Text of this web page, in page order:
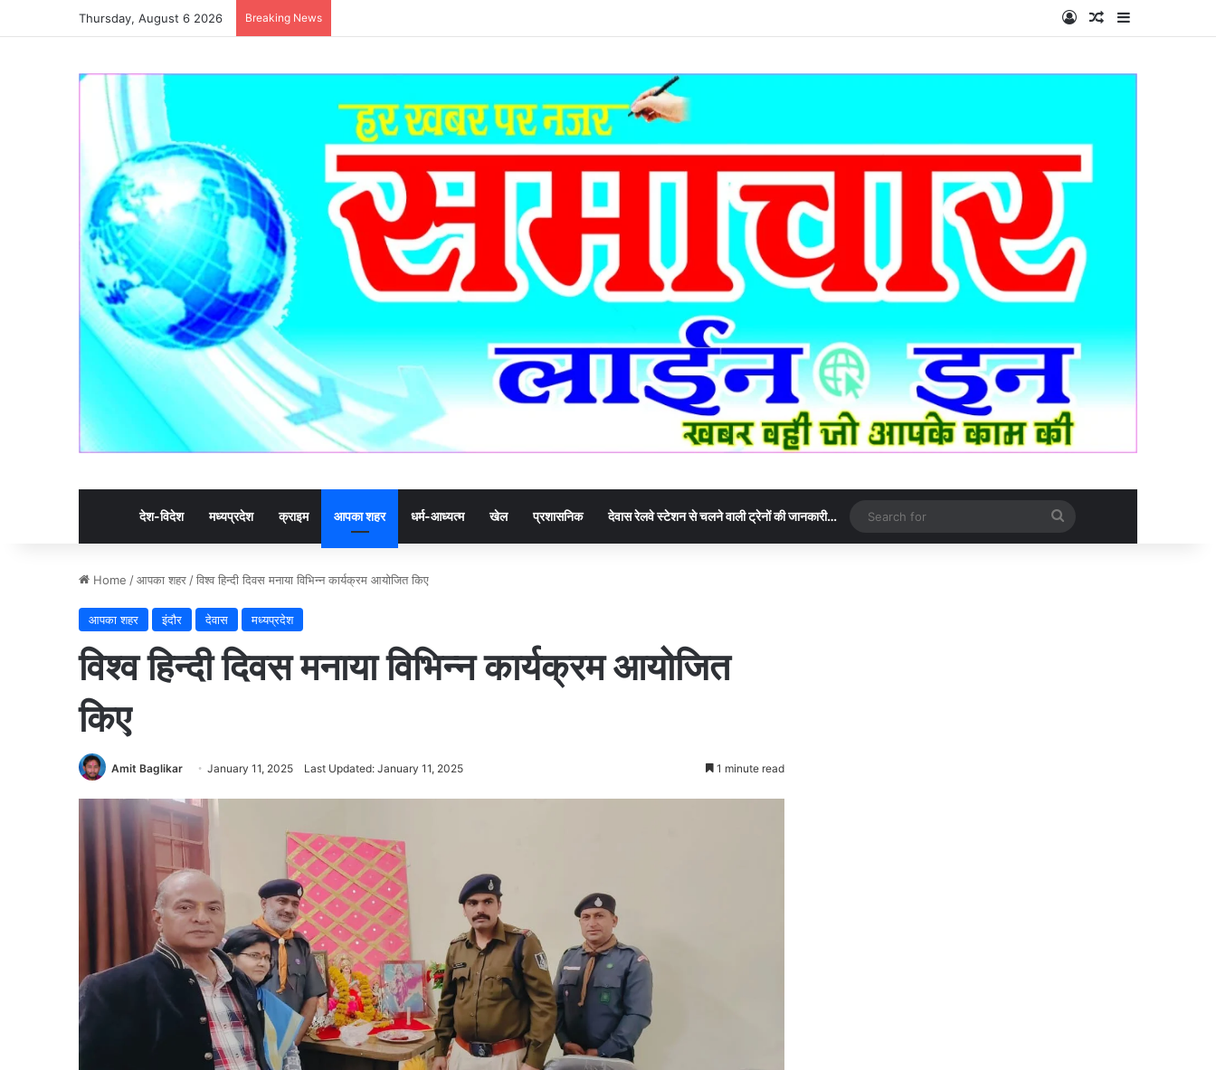
Thursday, August 6 2026 Breaking News Log InRandom Article
Sidebar
देश-विदेश मध्यप्रदेश क्राइम आपका शहर धर्म-आध्यत्म खेल प्रशासनिक देवास रेलवे स्टेशन से चलने वाली ट्रेनों की जानकारी…
for
Home /आपका शहर /विश्व हिन्दी दिवस मनाया विभिन्न कार्यक्रम आयोजित किए
आपका शहर इंदौर देवास मध्यप्रदेश
विश्व हिन्दी दिवस मनाया विभिन्न कार्यक्रम आयोजित
किए
Amit Baglikar January 11, 2025 Last Updated: January 11, 2025 1 minute read